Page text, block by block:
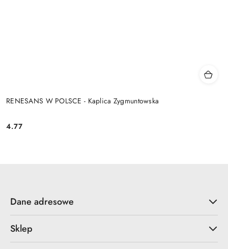
RENESANS W POLSCE - Kaplica Zygmuntowska
Cena:
4.77
Dane adresowe
Sklep